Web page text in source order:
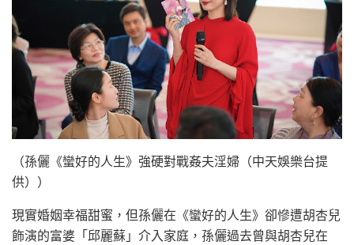
（孫儷《蠻好的人生》強硬對戰姦夫淫婦（中天娛樂台提
供））
現實婚姻幸福甜蜜，但孫儷在《蠻好的人生》卻慘遭胡杏兒
飾演的富婆「邱麗蘇」介入家庭，孫儷過去曾與胡杏兒在